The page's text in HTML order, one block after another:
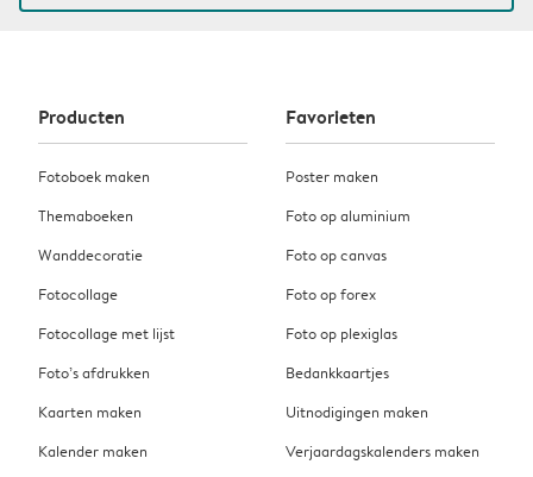
Producten
Fotoboek maken
Themaboeken
Wanddecoratie
Fotocollage
Fotocollage met lijst
Foto’s afdrukken
Kaarten maken
Kalender maken
Favorieten
Poster maken
Foto op aluminium
Foto op canvas
Foto op forex
Foto op plexiglas
Bedankkaartjes
Uitnodigingen maken
Verjaardagskalenders maken